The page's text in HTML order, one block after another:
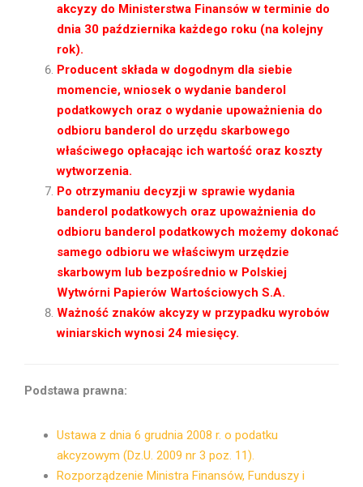
akcyzy do Ministerstwa Finansów w terminie do
dnia 30 października każdego roku (na kolejny
rok).
Producent składa w dogodnym dla siebie
momencie, wniosek o wydanie banderol
podatkowych oraz o wydanie upoważnienia do
odbioru banderol do urzędu skarbowego
właściwego opłacając ich wartość oraz koszty
wytworzenia.
Po otrzymaniu decyzji w sprawie wydania
banderol podatkowych oraz upoważnienia do
odbioru banderol podatkowych możemy dokonać
samego odbioru we właściwym urzędzie
skarbowym lub bezpośrednio w Polskiej
Wytwórni Papierów Wartościowych S.A.
Ważność znaków akcyzy w przypadku wyrobów
winiarskich wynosi 24 miesięcy.
Podstawa prawna:
Ustawa z dnia 6 grudnia 2008 r. o podatku
akcyzowym (Dz.U. 2009 nr 3 poz. 11).
Rozporządzenie Ministra Finansów, Funduszy i